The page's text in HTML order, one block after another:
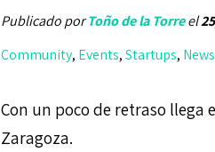
Publicado porToño de la Torreel
Community, Events,Startups, News
Con un poco de retraso llega
Zaragoza.